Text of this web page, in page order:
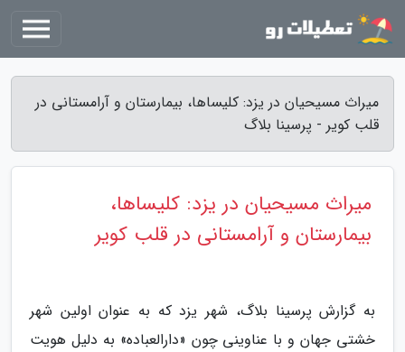
میراث مسیحیان در یزد: کلیساها، بیمارستان و آرامستانی در
قلب کویر - پرسینا بلاگ
میراث مسیحیان در یزد: کلیساها،
بیمارستان و آرامستانی در قلب کویر
به گزارش پرسینا بلاگ، شهر یزد که به عنوان اولین شهر
خشتی جهان و با عناوینی چون «دارالعباده» به دلیل هویت